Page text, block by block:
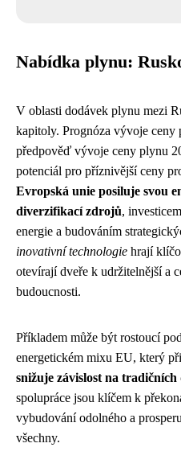
Nabídka plynu:
V oblasti dodávek plynu mezi
kapitoly. Prognóza vývoje ceny
předpověď vývoje ceny plynu
potenciál pro příznivější ceny
Evropská unie posiluje svou
diverzifikací zdrojů,
energie a budováním
inovativní technologie hrají
otevírají dveře k udržitelnější a
budoucnosti.
Příkladem může být rostoucí
energetickém mixu EU, který
snižuje závislost na tradičních
spolupráce jsou klíčem k
vybudování odolného a
všechny.